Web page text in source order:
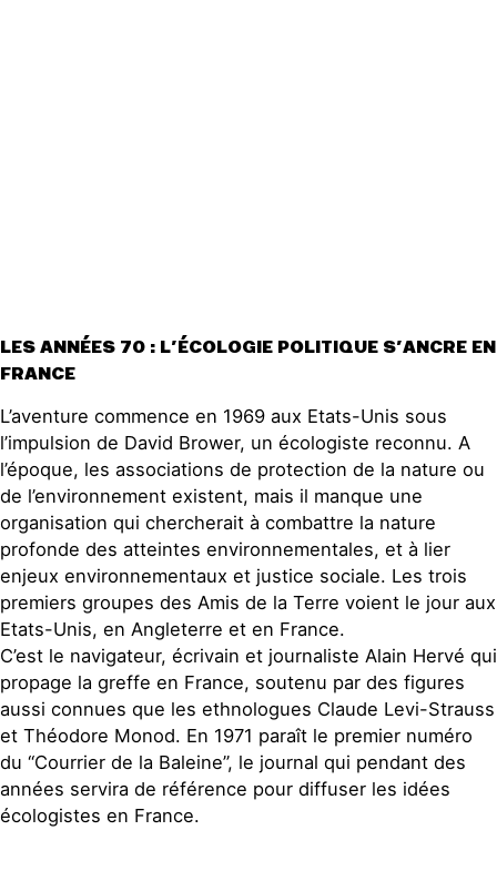
LES ANNÉES 70 : L’ÉCOLOGIE POLITIQUE S’ANCRE EN
FRANCE
L’aventure commence en 1969 aux Etats-Unis sous
l’impulsion de David Brower, un écologiste reconnu. A
l’époque, les associations de protection de la nature ou
de l’environnement existent, mais il manque une
organisation qui chercherait à combattre la nature
profonde des atteintes environnementales, et à lier
enjeux environnementaux et justice sociale. Les trois
premiers groupes des Amis de la Terre voient le jour aux
Etats-Unis, en Angleterre et en France.
C’est le navigateur, écrivain et journaliste Alain Hervé qui
propage la greffe en France, soutenu par des figures
aussi connues que les ethnologues Claude Levi-Strauss
et Théodore Monod. En 1971 paraît le premier numéro
du “Courrier de la Baleine”, le journal qui pendant des
années servira de référence pour diffuser les idées
écologistes en France.